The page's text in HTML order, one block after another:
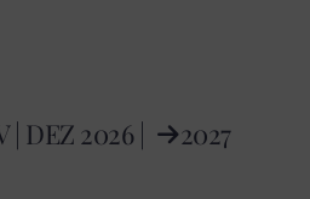
| DEZ 2026 | 2027